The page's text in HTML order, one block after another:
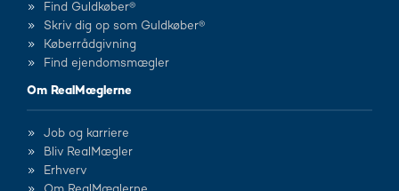
Find Guldkøber®
Skriv dig op som Guldkøber®
Køberrådgivning
Find ejendomsmægler
Om RealMæglerne
Job og karriere
Bliv RealMægler
Erhverv